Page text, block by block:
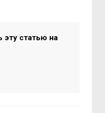
эту статью на